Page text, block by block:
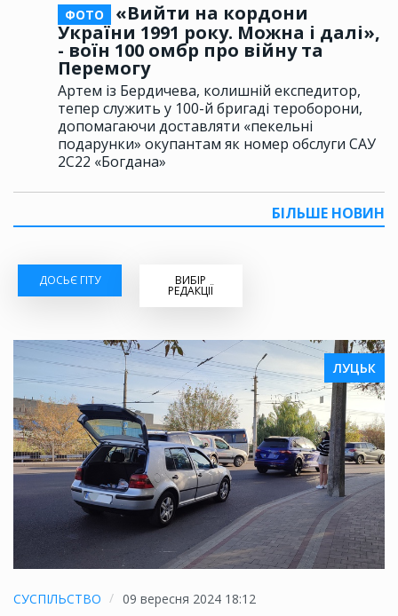
ФОТО
«Вийти на кордони
України 1991 року. Можна і далі»,
- воїн 100 омбр про війну та
Перемогу
Артем із Бердичева, колишній експедитор,
тепер служить у 100-й бригаді тероборони,
допомагаючи доставляти «пекельні
подарунки» окупантам як номер обслуги САУ
2С22 «Богдана»
БІЛЬШЕ НОВИН
ДОСЬЄ ГІТУ ВИБІР
РЕДАКЦІЇ
ЛУЦЬК
СУСПІЛЬСТВО
09 вересня 2024 18:12